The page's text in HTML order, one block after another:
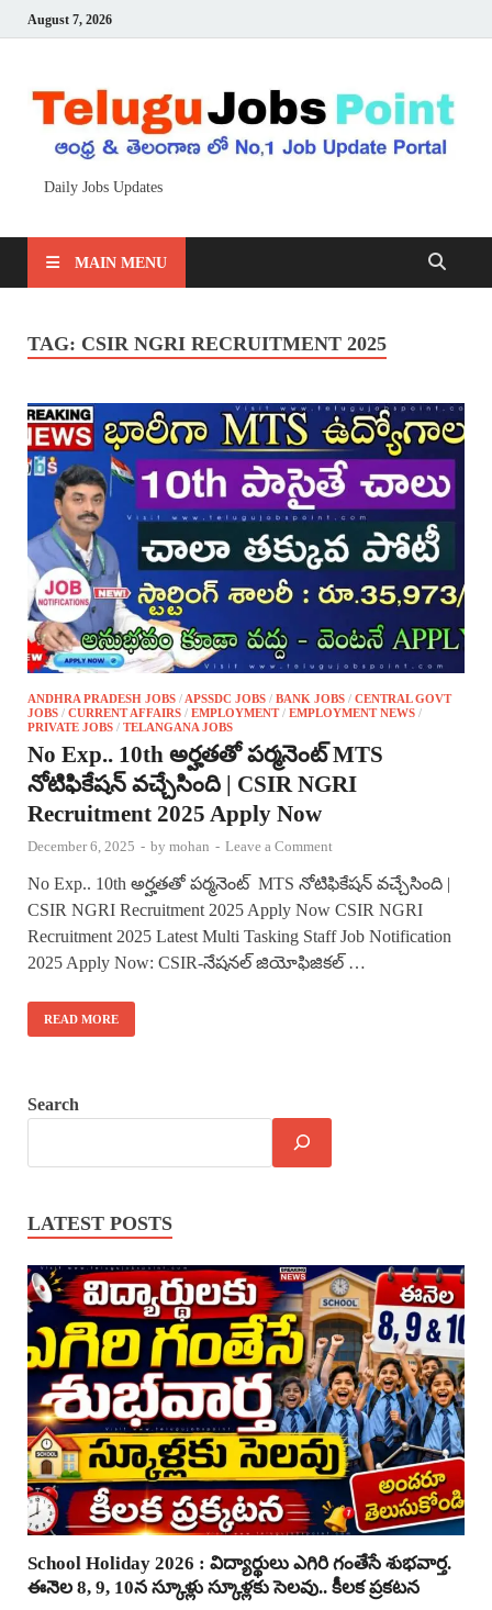
August 7, 2026
Daily Jobs Updates
MAIN MENU
TAG: CSIR NGRI RECRUITMENT 2025
ANDHRA PRADESH JOBS / APSSDC JOBS / BANK JOBS / CENTRAL GOVT
JOBS / CURRENT AFFAIRS / EMPLOYMENT/ EMPLOYMENT NEWS /
PRIVATE JOBS / TELANGANA JOBS
No Exp.. 10th అర్హతతో పర్మనెంట్ MTS
నోటిఫికేషన్ వచ్చేసింది | CSIR NGRI
Recruitment 2025 Apply Now
December 6, 2025 - by mohan - Leave a Comment
No Exp.. 10th అర్హతతో పర్మనెంట్ MTS నోటిఫికేషన్ వచ్చేసింది |
CSIR NGRI Recruitment 2025 Apply Now CSIR NGRI
Recruitment 2025 Latest Multi Tasking Staff Job Notification
2025 Apply Now: CSIR-నేషనల్ జియోఫిజికల్ …
READ MORE
Search
LATEST POSTS
School Holiday 2026 : విద్యార్థులు ఎగిరి గంతేసే శుభవార్త.
ఈనెల 8, 9, 10న స్కూళ్లు స్కూళ్లకు సెలవు.. కీలక ప్రకటన